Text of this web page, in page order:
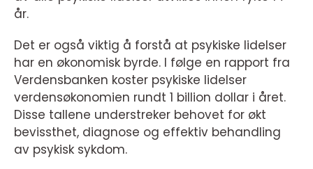
år.
Det er også viktig å forstå at psykiske lidelser
har en økonomisk byrde. I følge en rapport fra
Verdensbanken koster psykiske lidelser
verdensøkonomien rundt 1 billion dollar i året.
Disse tallene understreker behovet for økt
bevissthet, diagnose og effektiv behandling
av psykisk sykdom.